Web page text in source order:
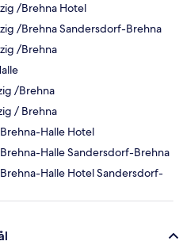
/Brehna Hotel
/Brehna Sandersdorf-Brehna
/Brehna
/Brehna
/ Brehna
Halle Hotel
Halle Sandersdorf-Brehna
Halle Hotel Sandersdorf-